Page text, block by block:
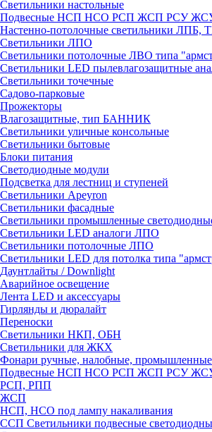
Светильники настольные
Подвесные НСП НСО РСП ЖСП РСУ
Настенно-потолочные светильники ЛПБ,
Светильники ЛПО
Светильники потолочные ЛВО типа
Светильники LED пылевлагозащитные
Светильники точечные
Садово-парковые
Прожекторы
Влагозащитные, тип БАННИК
Светильники уличные консольные
Светильники бытовые
Блоки питания
Светодиодные модули
Подсветка для лестниц и ступеней
Светильники Apeyron
Светильники фасадные
Светильники промышленные
Светильники LED аналоги ЛПО
Светильники потолочные ЛПО
Светильники LED для потолка типа
Даунтлайты / Downlight
Аварийное освещение
Лента LED и аксессуары
Гирлянды и дюралайт
Переноски
Светильники НКП, ОБН
Светильники для ЖКХ
Фонари ручные, налобные, промышленные
Подвесные НСП НСО РСП ЖСП РСУ
РСП, РПП
ЖСП
НСП, НСО под лампу накаливания
ССП Светильники подвесные